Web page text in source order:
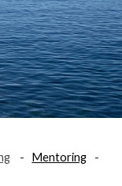
- Mentoring -